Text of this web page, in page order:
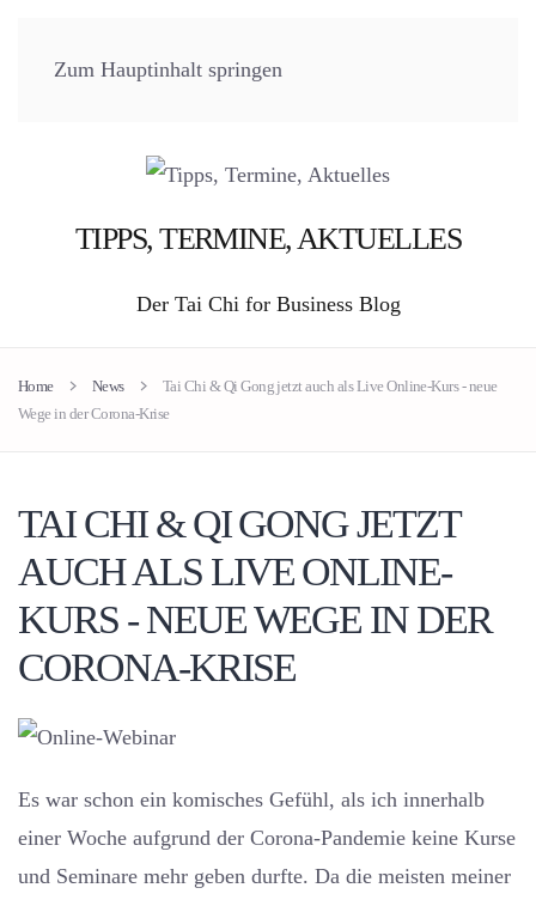
Zum Hauptinhalt springen
TIPPS, TERMINE, AKTUELLES
Der Tai Chi for Business Blog
Home News
Tai Chi & Qi Gong jetzt auch als Live Online-Kurs - neue
Wege in der Corona-Krise
TAI CHI & QI GONG JETZT
AUCH ALS LIVE ONLINE-
KURS - NEUE WEGE IN DER
CORONA-KRISE
Es war schon ein komisches Gefühl, als ich innerhalb
einer Woche aufgrund der Corona-Pandemie keine Kurse
und Seminare mehr geben durfte. Da die meisten meiner